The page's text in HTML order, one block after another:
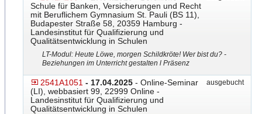
Schule für Banken, Versicherungen und Recht
mit Beruflichem Gymnasium St. Pauli (BS 11),
Budapester Straße 58, 20359 Hamburg -
Landesinstitut für Qualifizierung und
Qualitätsentwicklung in Schulen
LT-Modul: Heute Löwe, morgen Schildkröte! Wer bist du? -
Beziehungen im Unterricht gestalten l Präsenz
2541A1051 - 17.04.2025 - Online-Seminar
(LI), webbasiert 99, 22999 Online -
Landesinstitut für Qualifizierung und
Qualitätsentwicklung in Schulen
ausgebucht